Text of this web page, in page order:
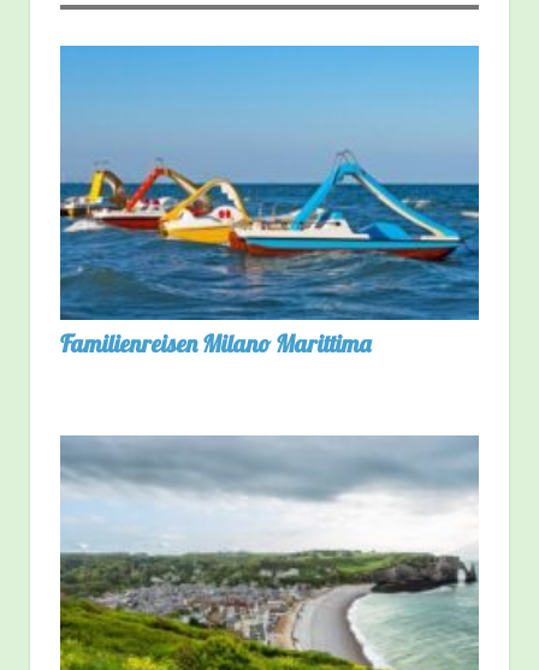
Familienreisen Milano Marittima